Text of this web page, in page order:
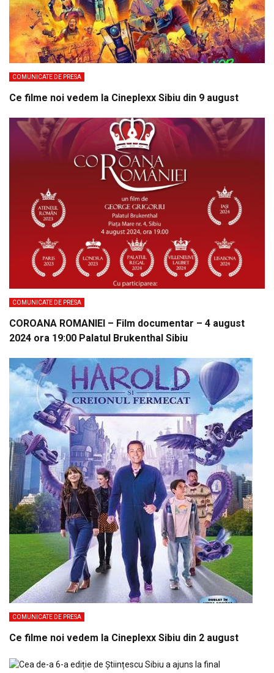
COMUNICATE DE PRESA
Ce filme noi vedem la Cineplexx Sibiu din 9 august
COMUNICATE DE PRESA
COROANA ROMANIEI – Film documentar – 4 august
2024 ora 19:00 Palatul Brukenthal Sibiu
COMUNICATE DE PRESA
Ce filme noi vedem la Cineplexx Sibiu din 2 august